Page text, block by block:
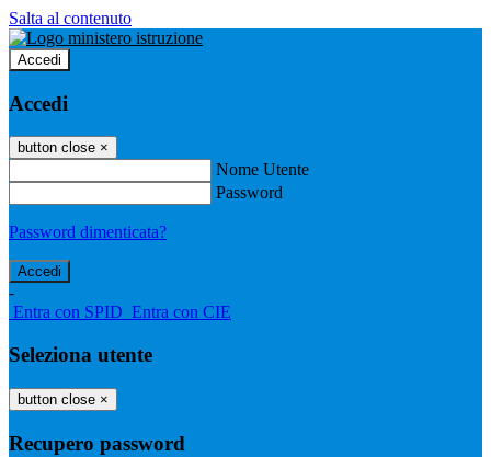
Salta al contenuto
Accedi
Accedi
button close ×
Nome Utente
Password
Password dimenticata?
-
Entra con SPID Entra con CIE
Seleziona utente
button close ×
Recupero password